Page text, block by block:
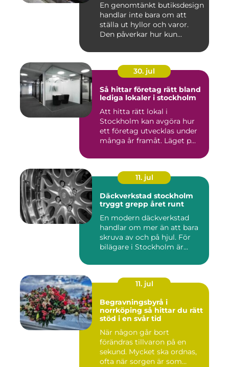
En genomtänkt butiksdesign
handlar inte bara om att
ställa ut hyllor och varor.
Den påverkar hur kun...
30. jul
Så hittar företag rätt bland
lediga lokaler i stockholm
Att hitta rätt lokal i
Stockholm kan avgöra hur
ett företag utvecklas under
många år framåt. Läget p...
11. jul
Däckverkstad stockholm
tryggt grepp året runt
En modern däckverkstad
handlar om mer än att bara
skruva av och på hjul. För
bilägare i Stockholm är...
11. jul
Begravningsbyrå i
norrköping så hittar du rätt
stöd i en svår tid
När någon går bort
förändras tillvaron på en
sekund. Mycket ska ordnas,
ofta när sorgen är som